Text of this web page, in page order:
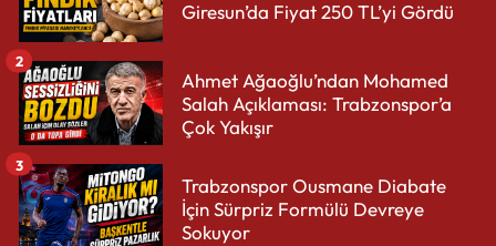
Giresun’da Fiyat 250 TL’yi Gördü
Ahmet Ağaoğlu’ndan Mohamed
Salah Açıklaması: Trabzonspor’a
Çok Yakışır
2
Trabzonspor Ousmane Diabate
İçin Sürpriz Formülü Devreye
Sokuyor
3